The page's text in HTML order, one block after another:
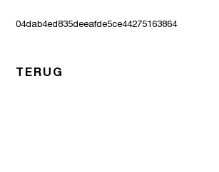
04dab4ed835deeafde5ce44275163864
TERUG